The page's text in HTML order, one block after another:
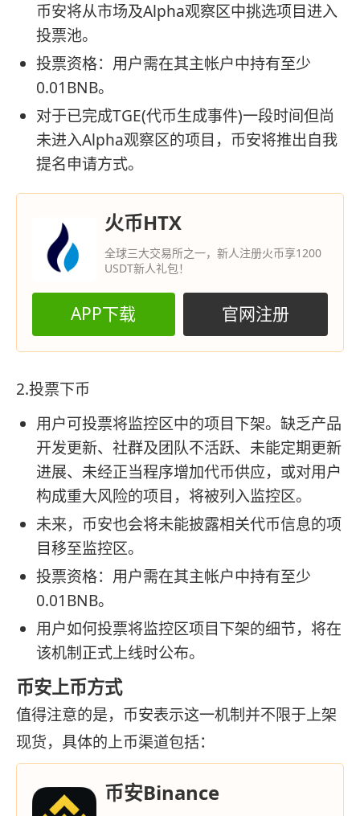
币安将从市场及Alpha观察区中挑选项目进入
投票池。
投票资格：用户需在其主帐户中持有至少
0.01BNB。
对于已完成TGE(代币生成事件)一段时间但尚
未进入Alpha观察区的项目，币安将推出自我
提名申请方式。
火币HTX
全球三大交易所之一，新人注册火币享1200
USDT新人礼包！
APP下载 官网注册
2.投票下币
用户可投票将监控区中的项目下架。缺乏产品
开发更新、社群及团队不活跃、未能定期更新
进展、未经正当程序增加代币供应，或对用户
构成重大风险的项目，将被列入监控区。
未来，币安也会将未能披露相关代币信息的项
目移至监控区。
投票资格：用户需在其主帐户中持有至少
0.01BNB。
用户如何投票将监控区项目下架的细节，将在
该机制正式上线时公布。
币安上币方式
值得注意的是，币安表示这一机制并不限于上架
现货，具体的上币渠道包括：
币安Binance